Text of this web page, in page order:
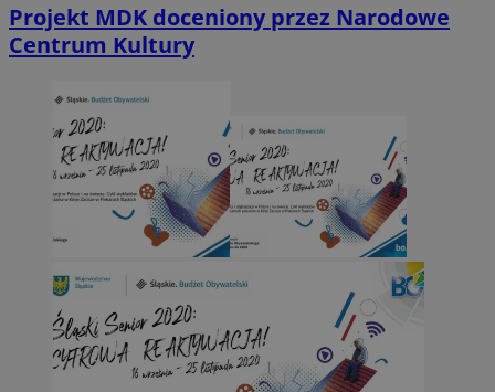
Projekt MDK doceniony przez Narodowe
Centrum Kultury